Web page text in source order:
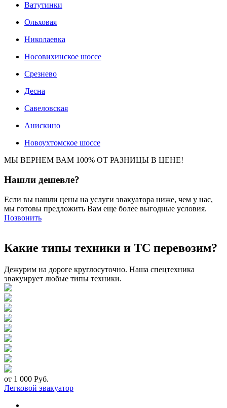
Ватутинки
Ольховая
Николаевка
Носовихинское шоссе
Срезнево
Десна
Савеловская
Анискино
Новоухтомское шоссе
МЫ ВЕРНЕМ ВАМ 100% ОТ РАЗНИЦЫ В ЦЕНЕ!
Нашли дешевле?
Если вы нашли цены на услуги эвакуатора ниже, чем у нас,
мы готовы предложить Вам еще более выгодные условия.
Позвонить
Какие типы техники и ТС перевозим?
Дежурим на дороге круглосуточно. Наша спецтехника
эвакуирует любые типы техники.
от 1 000 Руб.
Легковой эвакуатор